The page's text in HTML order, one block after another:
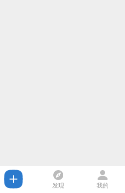
发现 我的